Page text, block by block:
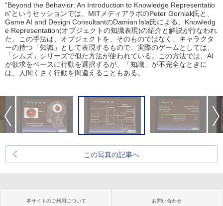
“Beyond the Behavior: An Introduction to Knowledge Representatio
n”というセッションでは、MITメディアラボのPeter Gorniak氏と、
Game AI and Design ConsultantのDamian Isla氏による、Knowledg
e Representation(オブジェクトの知識表現)の紹介と解説が行なわれ
た。この手法は、オブジェクトを、そのものではなく、キャラクタ
ーの持つ「知識」として表現するもので、実際のゲームとしては、
「シムズ」シリーズで似た方法が使われている。この方法では、AI
が欲求をベースに行動を選択するが、「知識」が不完全なときに
は、人間くさく行動を間違えることもある。
この写真の記事へ
本サイトのご利用について お問い合わせ